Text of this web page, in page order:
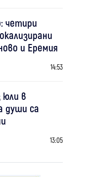
четири
и Еремия
14:53
в
души са
13:05